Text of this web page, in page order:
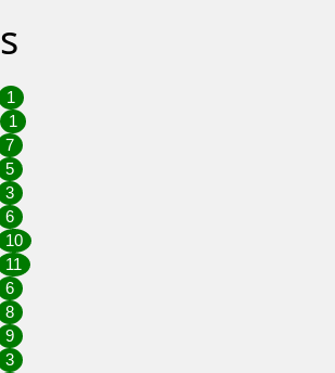
1
1
7
5
3
6
10
11
6
8
9
3